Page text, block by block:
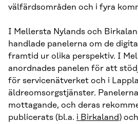
välfärdsområden och i fyra
I Mellersta Nylands och
handlade panelerna om de
framtid ur olika perspektiv. I
anordnades panelen för att
för servicenätverket och i
äldreomsorgstjänster.
mottagande, och deras
publicerats (bl.a. i Birkaland)